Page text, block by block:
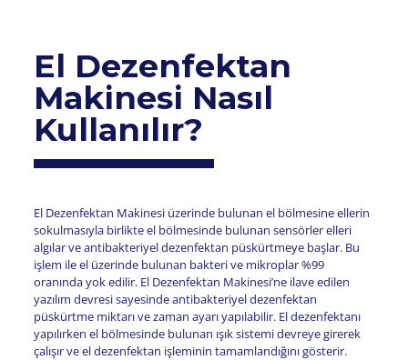
El Dezenfektan
Makinesi Nasıl
Kullanılır?
El Dezenfektan Makinesi üzerinde bulunan el bölmesine ellerin
sokulmasıyla birlikte el bölmesinde bulunan sensörler elleri
algılar ve antibakteriyel dezenfektan püskürtmeye başlar. Bu
işlem ile el üzerinde bulunan bakteri ve mikroplar %99
oranında yok edilir. El Dezenfektan Makinesi’ne ilave edilen
yazılım devresi sayesinde antibakteriyel dezenfektan
püskürtme miktarı ve zaman ayarı yapılabilir. El dezenfektanı
yapılırken el bölmesinde bulunan ışık sistemi devreye girerek
çalışır ve el dezenfektan işleminin tamamlandığını gösterir.